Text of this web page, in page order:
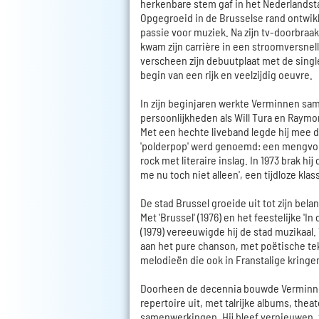
herkenbare stem gaf in het
Opgegroeid in de Brusselse rand
passie voor muziek. Na zijn tv-
kwam zijn carrière in een
verscheen zijn debuutplaat met de
begin van een rijk en veelzijdig oeuvre.
In zijn beginjaren werkte Verminnen
persoonlijkheden als Will Tura en
Met een hechte liveband legde hij mee
'polderpop' werd genoemd: een
rock met literaire inslag. In 1973 brak
me nu toch niet alleen', een tijdloze
De stad Brussel groeide uit tot zijn
Met 'Brussel' (1976) en het feestelijke 'In
(1979) vereeuwigde hij de stad
aan het pure chanson, met poëtische
melodieën die ook in Franstalige
Doorheen de decennia bouwde
repertoire uit, met talrijke albums,